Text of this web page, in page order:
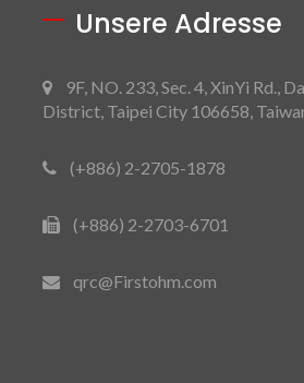
Unsere Adresse
9F, NO. 233, Sec. 4, XinYi Rd.,
District, Taipei City 106658,
(+886) 2-2705-1878
(+886) 2-2703-6701
qrc@Firstohm.com